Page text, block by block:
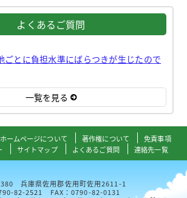
よくあるご質問
ごとに負担水準にばらつきが生じたので
一覧を見る
ームページについて 著作権について
免責事項
サイトマップ よくあるご質問 連絡先一覧
兵庫県佐用郡佐用町佐用2611-1
82-2521 FAX：0790-82-0131